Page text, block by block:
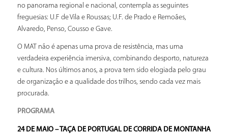
no panorama regional e nacional, contempla as seguintes
freguesias: U.F de Vila e Roussas; U.F. de Prado e Remoães,
Alvaredo, Penso, Cousso e Gave.
O MAT não é apenas uma prova de resistência, mas uma
verdadeira experiência imersiva, combinando desporto, natureza
e cultura. Nos últimos anos, a prova tem sido elogiada pelo grau
de organização e a qualidade dos trilhos, sendo cada vez mais
procurada.
PROGRAMA
24 DE MAIO – TAÇA DE PORTUGAL DE CORRIDA DE MONTANHA